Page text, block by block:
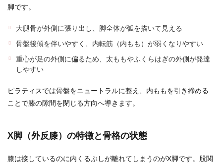
脚です。
大腿骨が外側に張り出し、脚全体が弧を描いて見える
骨盤後傾を伴いやすく、内転筋（内もも）が弱くなりやすい
重心が足の外側に偏るため、太ももやふくらはぎの外側が発達
しやすい
ピラティスでは骨盤をニュートラルに整え、内ももを引き締める
ことで膝の隙間を閉じる方向へ導きます。
X脚（外反膝）の特徴と骨格の状態
膝は接しているのに内くるぶしが離れてしまうのがX脚です。股関